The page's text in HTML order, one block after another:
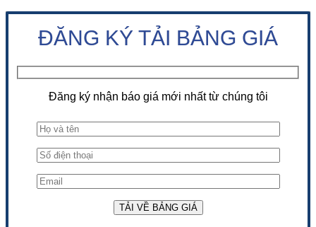
ĐĂNG KÝ TẢI BẢNG GIÁ
Đăng ký nhận báo giá mới nhất từ chúng tôi